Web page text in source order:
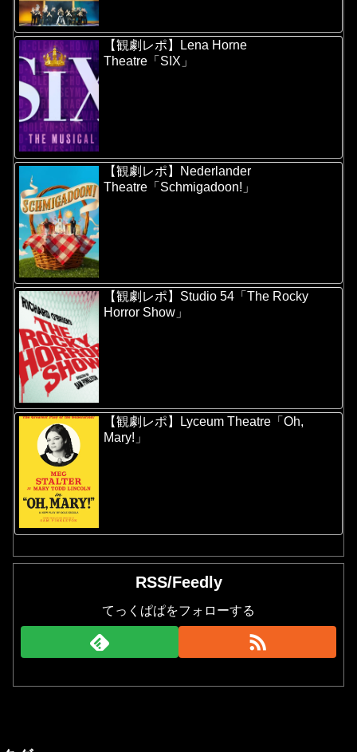
【観劇レポ】Lena Horne
Theatre「SIX」
【観劇レポ】Nederlander
Theatre「Schmigadoon!」
【観劇レポ】Studio 54「The Rocky
Horror Show」
【観劇レポ】Lyceum Theatre「Oh,
Mary!」
RSS/Feedly
てっくぱぱをフォローする